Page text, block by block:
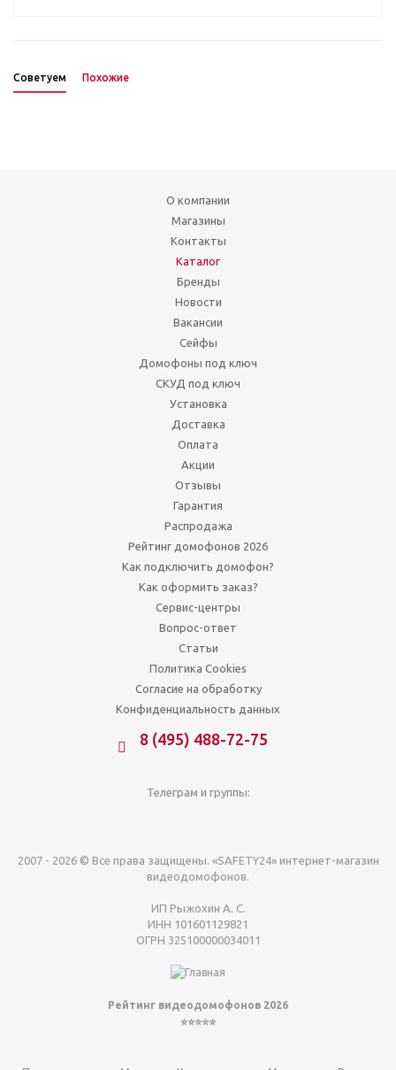
Советуем Похожие
О компании
Магазины
Контакты
Каталог
Бренды
Новости
Вакансии
Сейфы
Домофоны под ключ
СКУД под ключ
Установка
Доставка
Оплата
Акции
Отзывы
Гарантия
Распродажа
Рейтинг домофонов 2026
Как подключить домофон?
Как оформить заказ?
Сервис-центры
Вопрос-ответ
Статьи
Политика Cookies
Согласие на обработку
Конфиденциальность данных
8 (495) 488-72-75
Телеграм и группы:
2007 - 2026 © Все права защищены. «SAFETY24» интернет-магазин
видеодомофонов.
ИП Рыжохин А. С.
ИНН 101601129821
ОГРН 325100000034011
Рейтинг видеодомофонов 2026
⭐⭐⭐⭐⭐